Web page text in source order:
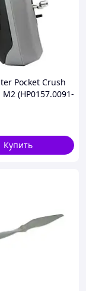
Pocket Crush
M2 (HP0157.0091-
Купить